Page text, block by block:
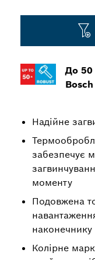
До 50
Надійне
забезпечує
моменту
Подовжена
наконечнику
Колірне